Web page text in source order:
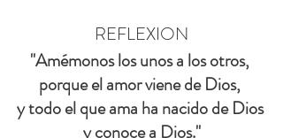
REFLEXION
"Amémonos los unos a los otros,
porque el amor viene de Dios,
y todo el que ama ha nacido de Dios
y conoce a Dios."